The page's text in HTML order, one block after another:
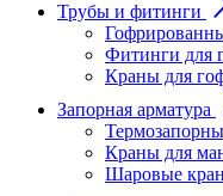
Трубы и фитинги
Фитинги для
Краны для
Запорная арматура
Краны для
Шаровые